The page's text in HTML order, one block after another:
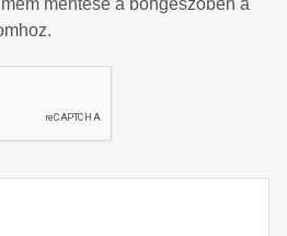
mentése a böngészőben a